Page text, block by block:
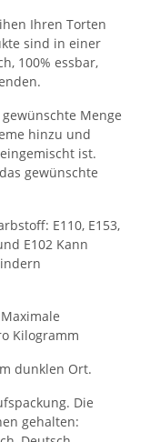
Ihren Torten
sind in einer
100% essbar,
Menge
hinzu und
ist.
gewünschte
E110, E153,
E102 Kann
Kilogramm
dunklen Ort.
Die
gehalten: